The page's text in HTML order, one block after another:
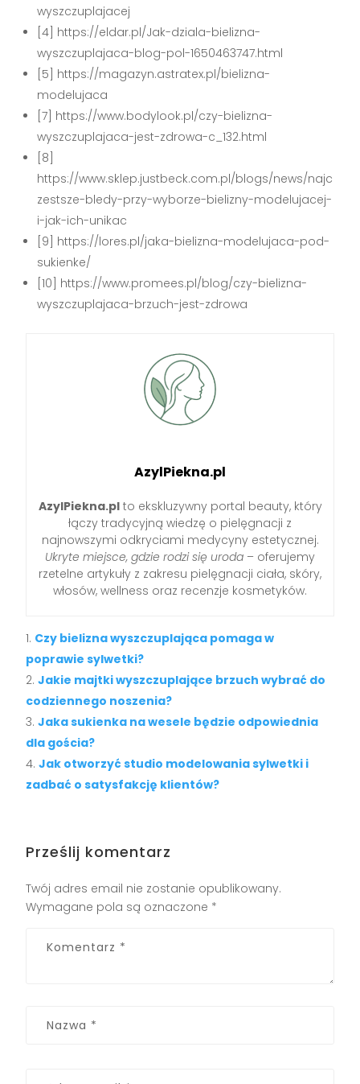
wyszczuplajacej
[4] https://eldar.pl/Jak-dziala-bielizna-
wyszczuplajaca-blog-pol-1650463747.html
[5] https://magazyn.astratex.pl/bielizna-
modelujaca
[7] https://www.bodylook.pl/czy-bielizna-
wyszczuplajaca-jest-zdrowa-c_132.html
[8]
https://www.sklep.justbeck.com.pl/blogs/news/najc
zestsze-bledy-przy-wyborze-bielizny-modelujacej-
i-jak-ich-unikac
[9] https://lores.pl/jaka-bielizna-modelujaca-pod-
sukienke/
[10] https://www.promees.pl/blog/czy-bielizna-
wyszczuplajaca-brzuch-jest-zdrowa
AzylPiekna.pl
AzylPiekna.plto ekskluzywny portal beauty, który
łączy tradycyjną wiedzę o pielęgnacji z
najnowszymi odkryciami medycyny estetycznej.
Ukryte miejsce, gdzie rodzi się uroda – oferujemy
rzetelne artykuły z zakresu pielęgnacji ciała, skóry,
włosów, wellness oraz recenzje kosmetyków.
Czy bielizna wyszczuplająca pomaga w
poprawie sylwetki?
Jakie majtki wyszczuplające brzuch wybrać do
codziennego noszenia?
Jaka sukienka na wesele będzie odpowiednia
dla gościa?
Jak otworzyć studio modelowania sylwetki i
zadbać o satysfakcję klientów?
Prześlij komentarz
Twój adres email nie zostanie opublikowany.
Wymagane pola są oznaczone *